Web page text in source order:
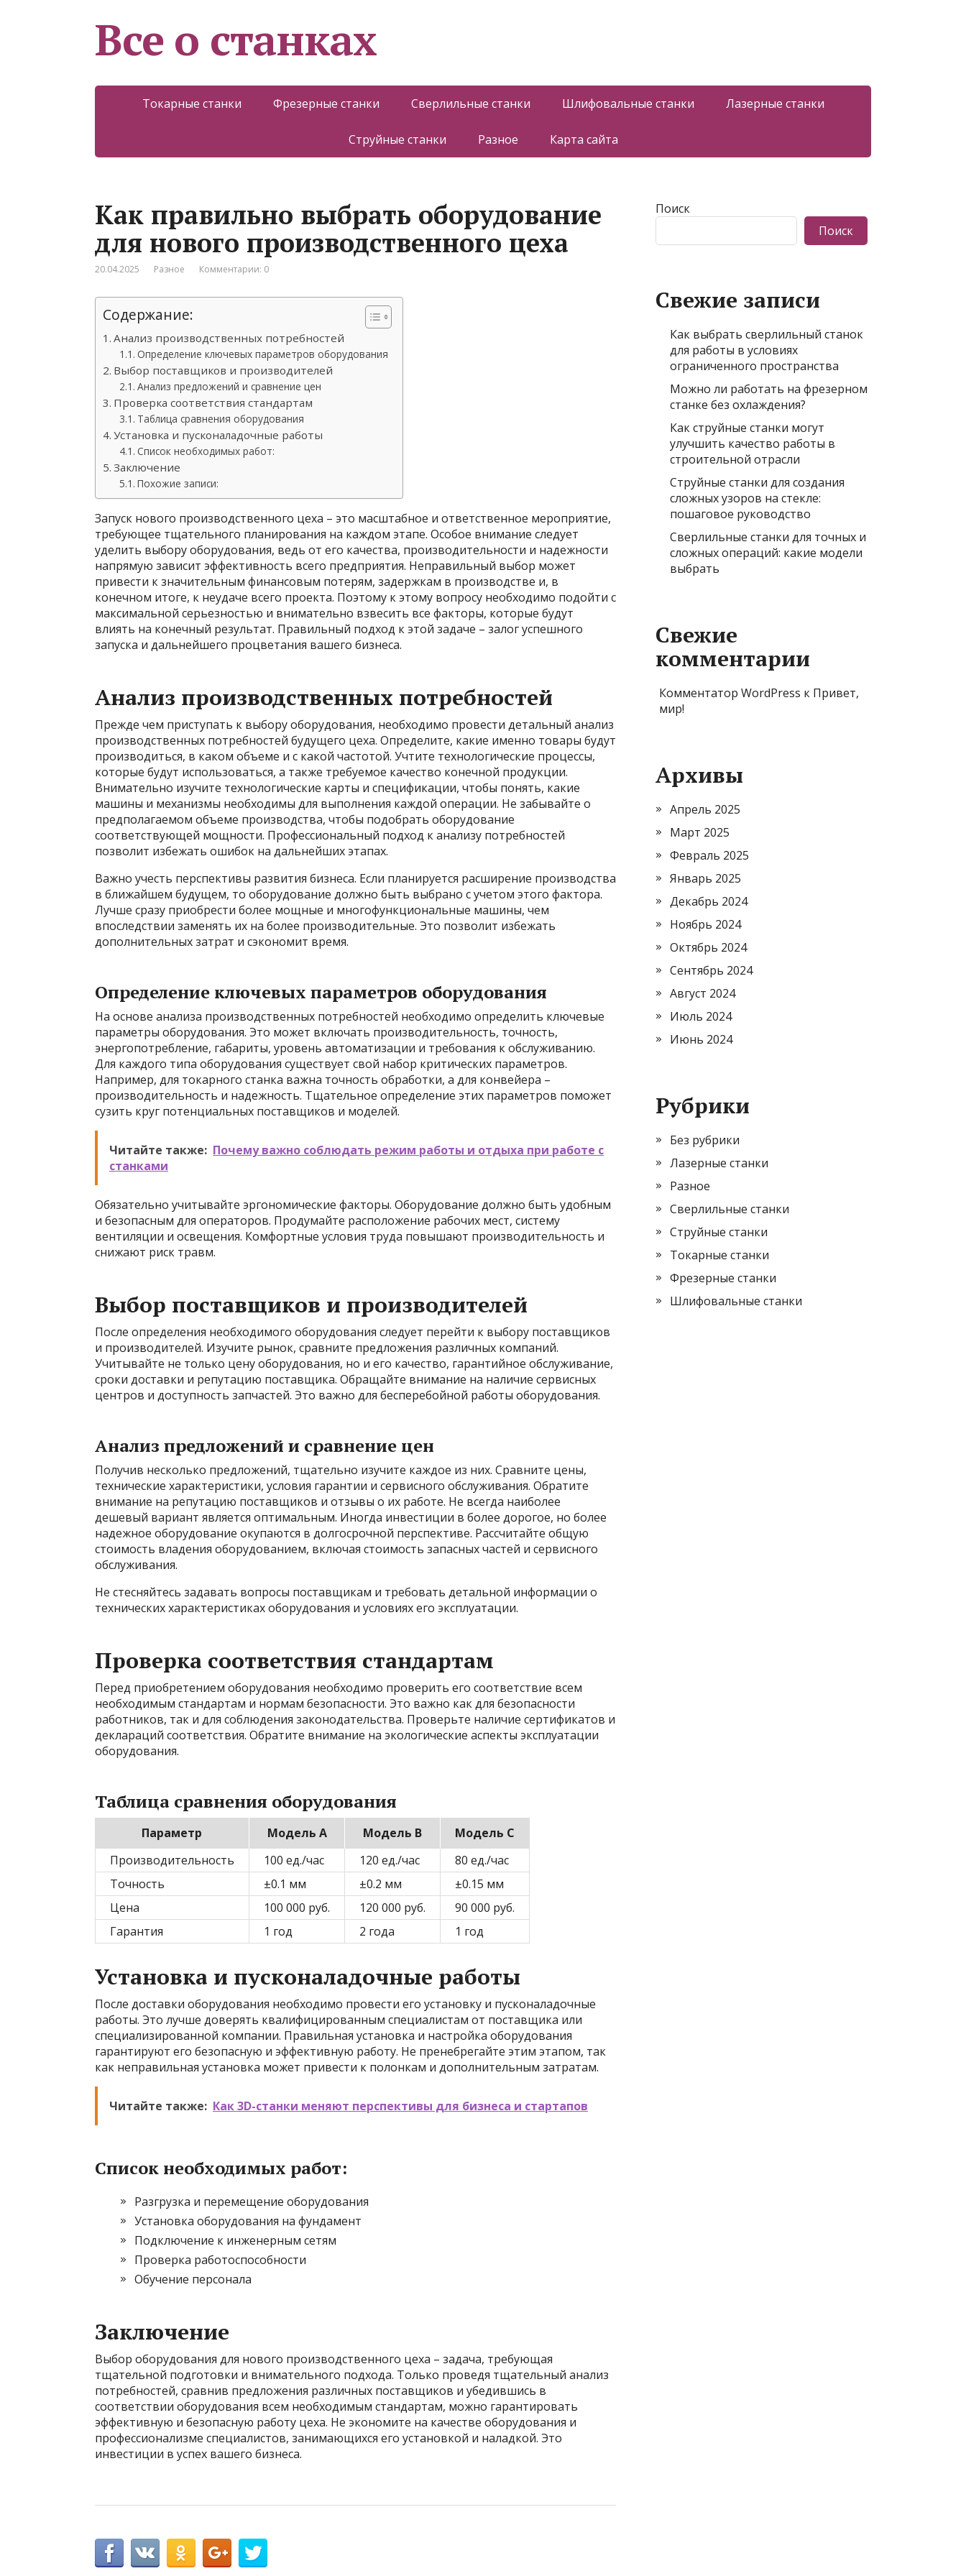
Все о станках
Токарные станки Фрезерные станки Сверлильные станки Шлифовальные станки Лазерные станки
Струйные станки Разное Карта сайта
Как правильно выбрать оборудование
для нового производственного цеха
20.04.2025 Разное Комментарии: 0
Содержание:
Анализ производственных потребностей
Определение ключевых параметров оборудования
Выбор поставщиков и производителей
Анализ предложений и сравнение цен
Проверка соответствия стандартам
Таблица сравнения оборудования
Установка и пусконаладочные работы
Список необходимых работ:
Заключение
Похожие записи:
Запуск нового производственного цеха – это масштабное и ответственное мероприятие,
требующее тщательного планирования на каждом этапе. Особое внимание следует
уделить выбору оборудования, ведь от его качества, производительности и надежности
напрямую зависит эффективность всего предприятия. Неправильный выбор может
привести к значительным финансовым потерям, задержкам в производстве и, в
конечном итоге, к неудаче всего проекта. Поэтому к этому вопросу необходимо подойти с
максимальной серьезностью и внимательно взвесить все факторы, которые будут
влиять на конечный результат. Правильный подход к этой задаче – залог успешного
запуска и дальнейшего процветания вашего бизнеса.
Анализ производственных потребностей
Прежде чем приступать к выбору оборудования, необходимо провести детальный анализ
производственных потребностей будущего цеха. Определите, какие именно товары будут
производиться, в каком объеме и с какой частотой. Учтите технологические процессы,
которые будут использоваться, а также требуемое качество конечной продукции.
Внимательно изучите технологические карты и спецификации, чтобы понять, какие
машины и механизмы необходимы для выполнения каждой операции. Не забывайте о
предполагаемом объеме производства, чтобы подобрать оборудование
соответствующей мощности. Профессиональный подход к анализу потребностей
позволит избежать ошибок на дальнейших этапах.
Важно учесть перспективы развития бизнеса. Если планируется расширение производства
в ближайшем будущем, то оборудование должно быть выбрано с учетом этого фактора.
Лучше сразу приобрести более мощные и многофункциональные машины, чем
впоследствии заменять их на более производительные. Это позволит избежать
дополнительных затрат и сэкономит время.
Определение ключевых параметров оборудования
На основе анализа производственных потребностей необходимо определить ключевые
параметры оборудования. Это может включать производительность, точность,
энергопотребление, габариты, уровень автоматизации и требования к обслуживанию.
Для каждого типа оборудования существует свой набор критических параметров.
Например, для токарного станка важна точность обработки, а для конвейера –
производительность и надежность. Тщательное определение этих параметров поможет
сузить круг потенциальных поставщиков и моделей.
Читайте также: Почему важно соблюдать режим работы и отдыха при работе с
станками
Обязательно учитывайте эргономические факторы. Оборудование должно быть удобным
и безопасным для операторов. Продумайте расположение рабочих мест, систему
вентиляции и освещения. Комфортные условия труда повышают производительность и
снижают риск травм.
Выбор поставщиков и производителей
После определения необходимого оборудования следует перейти к выбору поставщиков
и производителей. Изучите рынок, сравните предложения различных компаний.
Учитывайте не только цену оборудования, но и его качество, гарантийное обслуживание,
сроки доставки и репутацию поставщика. Обращайте внимание на наличие сервисных
центров и доступность запчастей. Это важно для бесперебойной работы оборудования.
Анализ предложений и сравнение цен
Получив несколько предложений, тщательно изучите каждое из них. Сравните цены,
технические характеристики, условия гарантии и сервисного обслуживания. Обратите
внимание на репутацию поставщиков и отзывы о их работе. Не всегда наиболее
дешевый вариант является оптимальным. Иногда инвестиции в более дорогое, но более
надежное оборудование окупаются в долгосрочной перспективе. Рассчитайте общую
стоимость владения оборудованием, включая стоимость запасных частей и сервисного
обслуживания.
Не стесняйтесь задавать вопросы поставщикам и требовать детальной информации о
технических характеристиках оборудования и условиях его эксплуатации.
Проверка соответствия стандартам
Перед приобретением оборудования необходимо проверить его соответствие всем
необходимым стандартам и нормам безопасности. Это важно как для безопасности
работников, так и для соблюдения законодательства. Проверьте наличие сертификатов и
деклараций соответствия. Обратите внимание на экологические аспекты эксплуатации
оборудования.
Таблица сравнения оборудования
Параметр Модель A Модель B
Модель C
Производительность
100 ед./час 120 ед./час
80 ед./час
Точность
±0.1 мм ±0.2 мм
±0.15 мм
Цена
100 000 руб. 120 000 руб.
90 000 руб.
Гарантия
1 год 2 года 1 год
Установка и пусконаладочные работы
После доставки оборудования необходимо провести его установку и пусконаладочные
работы. Это лучше доверять квалифицированным специалистам от поставщика или
специализированной компании. Правильная установка и настройка оборудования
гарантируют его безопасную и эффективную работу. Не пренебрегайте этим этапом, так
как неправильная установка может привести к полонкам и дополнительным затратам.
Читайте также: Как 3D-станки меняют перспективы для бизнеса и стартапов
Список необходимых работ:
Разгрузка и перемещение оборудования
Установка оборудования на фундамент
Подключение к инженерным сетям
Проверка работоспособности
Обучение персонала
Заключение
Выбор оборудования для нового производственного цеха – задача, требующая
тщательной подготовки и внимательного подхода. Только проведя тщательный анализ
потребностей, сравнив предложения различных поставщиков и убедившись в
соответствии оборудования всем необходимым стандартам, можно гарантировать
эффективную и безопасную работу цеха. Не экономите на качестве оборудования и
профессионализме специалистов, занимающихся его установкой и наладкой. Это
инвестиции в успех вашего бизнеса.
Поиск
Поиск
Свежие записи
Как выбрать сверлильный станок
для работы в условиях
ограниченного пространства
Можно ли работать на фрезерном
станке без охлаждения?
Как струйные станки могут
улучшить качество работы в
строительной отрасли
Струйные станки для создания
сложных узоров на стекле:
пошаговое руководство
Сверлильные станки для точных и
сложных операций: какие модели
выбрать
Свежие
комментарии
Комментатор WordPress к Привет,
мир!
Архивы
Апрель 2025
Март 2025
Февраль 2025
Январь 2025
Декабрь 2024
Ноябрь 2024
Октябрь 2024
Сентябрь 2024
Август 2024
Июль 2024
Июнь 2024
Рубрики
Без рубрики
Лазерные станки
Разное
Сверлильные станки
Струйные станки
Токарные станки
Фрезерные станки
Шлифовальные станки